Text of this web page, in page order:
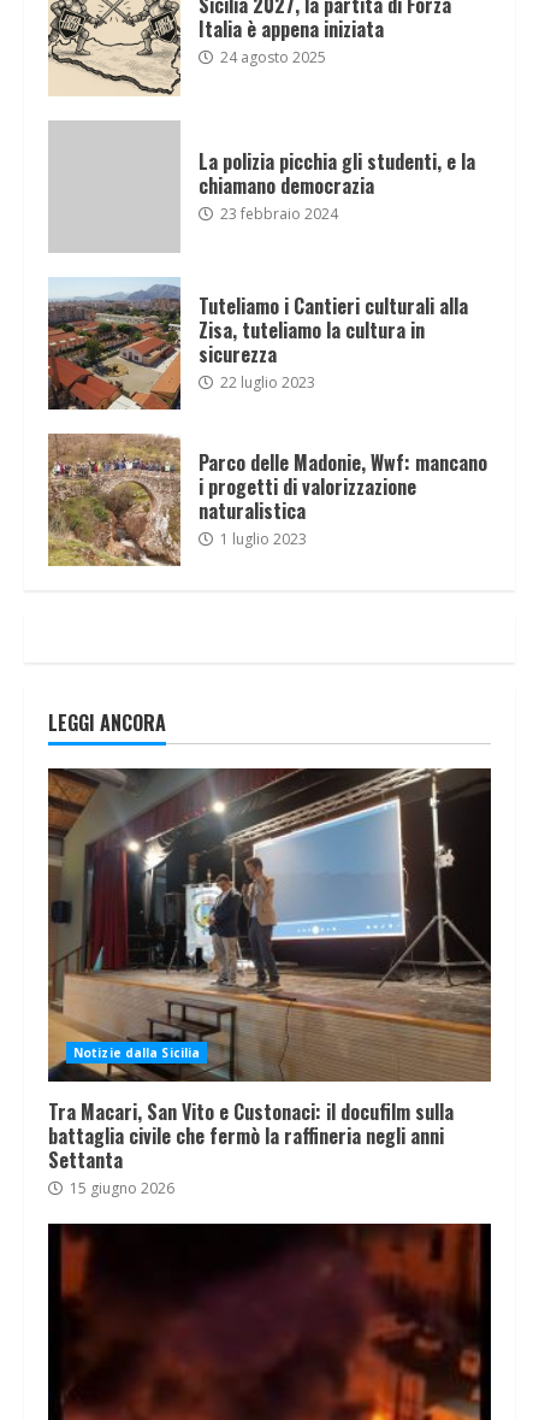
Italia è appena iniziata
24 agosto 2025
La polizia picchia gli studenti, e la
chiamano democrazia
23 febbraio 2024
Tuteliamo i Cantieri culturali alla
Zisa, tuteliamo la cultura in
sicurezza
22 luglio 2023
Parco delle Madonie, Wwf: mancano
i progetti di valorizzazione
naturalistica
1 luglio 2023
LEGGI ANCORA
Notizie dalla Sicilia
Tra Macari, San Vito e Custonaci: il docufilm sulla
battaglia civile che fermò la raffineria negli anni
Settanta
15 giugno 2026